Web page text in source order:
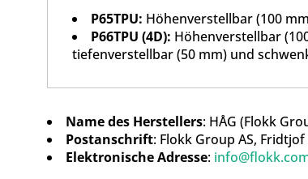
P65TPU: Höhenverstellbar (100
P66TPU (4D): Höhenverstellbar
tiefenverstellbar (50 mm) und
Name des Herstellers: HÅG (Flokk
Postanschrift: Flokk Group AS,
Elektronische Adresse: